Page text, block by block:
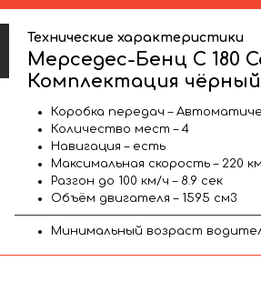
Технические характеристики
Мерседес-Бенц C 180
Комплектация чёрный
Коробка передач –
Количество мест – 4
Навигация – есть
Максимальная скорость – 220
Разгон до 100 км/ч – 8.9 сек
Объём двигателя – 1595 см3
Минимальный возраст